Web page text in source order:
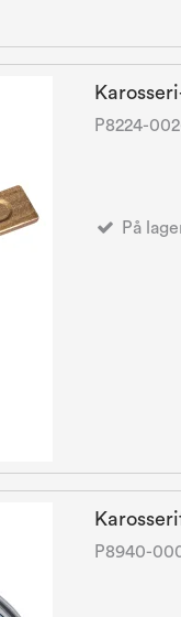
P8224-
På
P8940-